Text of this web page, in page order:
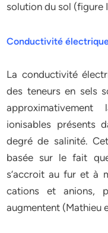
solution du sol (figure
Conductivité
La conductivité
des teneurs en sels
ionisables présents
degré de salinité.
basée sur le fait
s’accroit au fur et à
cations et anions,
augmentent (Mathieu